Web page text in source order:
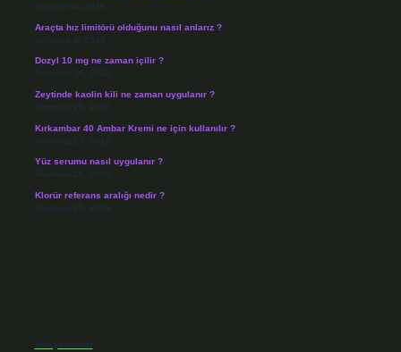
Ağustos 4, 2026
Araçta hız limitörü olduğunu nasıl anlarız ?
Ağustos 4, 2026
Dozyl 10 mg ne zaman içilir ?
Temmuz 30, 2026
Zeytinde kaolin kili ne zaman uygulanır ?
Temmuz 29, 2026
Kırkambar 40 Ambar Kremi ne için kullanılır ?
Temmuz 27, 2026
Yüz serumu nasıl uygulanır ?
Temmuz 26, 2026
Klorür referans aralığı nedir ?
Temmuz 25, 2026
Son yorumlar